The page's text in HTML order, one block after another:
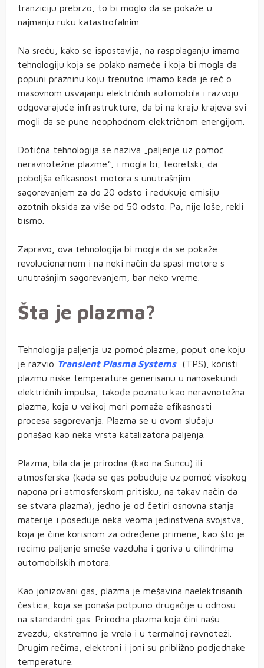
tranziciju prebrzo, to bi moglo da se pokaže u
najmanju ruku katastrofalnim.
Na sreću, kako se ispostavlja, na raspolaganju imamo
tehnologiju koja se polako nameće i koja bi mogla da
popuni prazninu koju trenutno imamo kada je reč o
masovnom usvajanju električnih automobila i razvoju
odgovarajuće infrastrukture, da bi na kraju krajeva svi
mogli da se pune neophodnom električnom energijom.
Dotična tehnologija se naziva „paljenje uz pomoć
neravnotežne plazme“, i mogla bi, teoretski, da
poboljša efikasnost motora s unutrašnjim
sagorevanjem za do 20 odsto i redukuje emisiju
azotnih oksida za više od 50 odsto. Pa, nije loše, rekli
bismo.
Zapravo, ova tehnologija bi mogla da se pokaže
revolucionarnom i na neki način da spasi motore s
unutrašnjim sagorevanjem, bar neko vreme.
Šta je plazma?
Tehnologija paljenja uz pomoć plazme, poput one koju
je razvio Transient Plasma Systems
(TPS), koristi
plazmu niske temperature generisanu u nanosekundi
električnih impulsa, takođe poznatu kao neravnotežna
plazma, koja u velikoj meri pomaže efikasnosti
procesa sagorevanja. Plazma se u ovom slučaju
ponašao kao neka vrsta katalizatora paljenja.
Plazma, bila da je prirodna (kao na Suncu) ili
atmosferska (kada se gas pobuđuje uz pomoć visokog
napona pri atmosferskom pritisku, na takav način da
se stvara plazma), jedno je od četiri osnovna stanja
materije i poseduje neka veoma jedinstvena svojstva,
koja je čine korisnom za određene primene, kao što je
recimo paljenje smeše vazduha i goriva u cilindrima
automobilskih motora.
Kao jonizovani gas, plazma je mešavina naelektrisanih
čestica, koja se ponaša potpuno drugačije u odnosu
na standardni gas. Prirodna plazma koja čini našu
zvezdu, ekstremno je vrela i u termalnoj ravnoteži.
Drugim rečima, elektroni i joni su približno podjednake
temperature.